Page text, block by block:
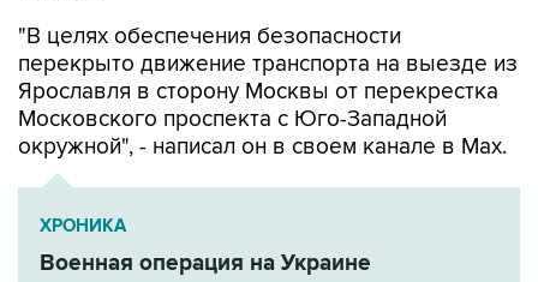
"В целях обеспечения безопасности
перекрыто движение транспорта на выезде из
Ярославля в сторону Москвы от перекрестка
Московского проспекта с Юго-Западной
окружной", - написал он в своем канале в Мах.
ХРОНИКА
Военная операция на Украине